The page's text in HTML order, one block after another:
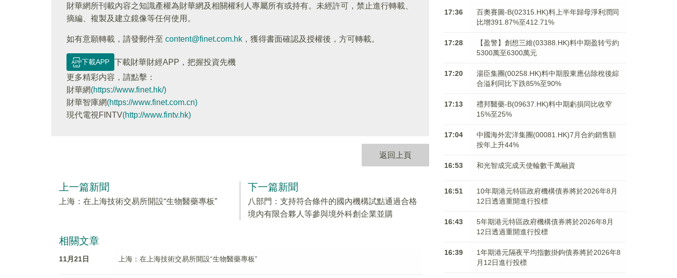
財華網所刊載內容之知識產權為財華網及相關權利人專屬所有或持有。未經許可，禁止進行轉載、
摘編、複製及建立鏡像等任何使用。
如有意願轉載，請發郵件至 content@finet.com.hk ，獲得書面確認及授權後，方可轉載。
下載APP
下載財華財經APP，把握投資先機
更多精彩内容，請點擊：
財華網(https://www.finet.hk/)
財華智庫網(https://www.finet.com.cn)
現代電視FINTV(http://www.fintv.hk)
返回上頁
上一篇新聞
上海：在上海技術交易所開設“生物醫藥專板”
下一篇新聞
八部門：支持符合條件的國內機構試點通過合格
境內有限合夥人等參與境外科創企業並購
相關文章
11月21日 上海：在上海技術交易所開設“生物醫藥專板”
17:36
百奧賽圖-B(02315.HK)料上半年歸母淨利潤同
比增391.87%至412.71%
17:28
【盈警】創想三維(03388.HK)料中期盈转亏約
5300萬至6300萬元
17:20
湯臣集團(00258.HK)料中期股東應佔除稅後綜
合溢利同比下跌85%至90%
17:13
禮邦醫藥-B(09637.HK)料中期虧損同比收窄
15%至25%
17:04
中國海外宏洋集團(00081.HK)7月合約銷售額
按年上升44%
16:53 和光智成完成天使輪數千萬融資
16:51
10年期港元特區政府機構債券將於2026年8月
12日透過重開進行投標
16:43
5年期港元特區政府機構債券將於2026年8月
12日透過重開進行投標
16:39
1年期港元隔夜平均指數掛鉤債券將於2026年8
月12日進行投標